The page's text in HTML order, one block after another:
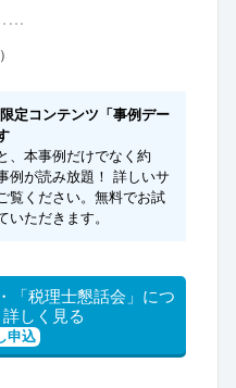
定コンテンツ「事例デー
、本事例だけでなく約
例が読み放題！ 詳しいサ
覧ください。無料でお試
いただきます。
「税理士懇話会」につ
しく見る
申込